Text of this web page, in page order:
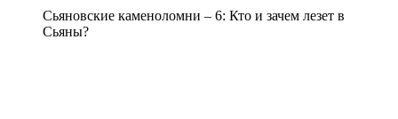
Сьяновские каменоломни – 6: Кто и зачем лезет в
Сьяны?